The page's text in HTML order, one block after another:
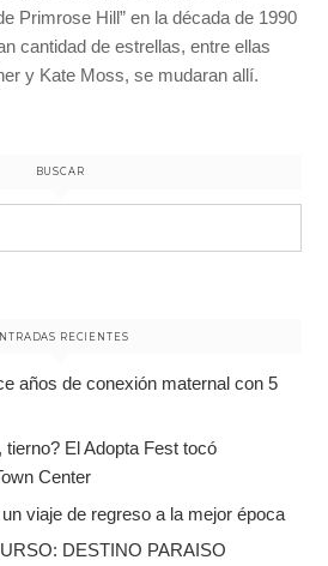
Primrose Hill” en la década de 1990
cantidad de estrellas, entre ellas
y Kate Moss, se mudaran allí.
BUSCAR
RECIENTES
años de conexión maternal con 5
El Adopta Fest tocó
Center
viaje de regreso a la mejor época
DESTINO PARAISO